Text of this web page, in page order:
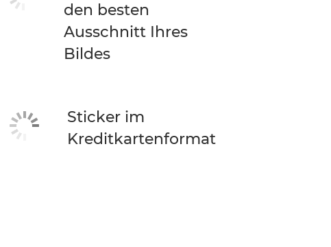
den besten
Ausschnitt Ihres
Bildes
Sticker im
Kreditkartenformat